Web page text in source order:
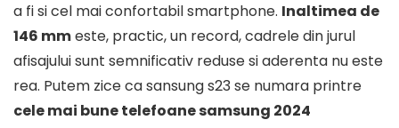
a fi si cel mai confortabil smartphone. Inaltimea de
146 mmeste, practic, un record, cadrele din jurul
afisajului sunt semnificativ reduse si aderenta nu este
rea. Putem zice ca sansung s23 se numara printre
cele mai bune telefoane samsung 2024